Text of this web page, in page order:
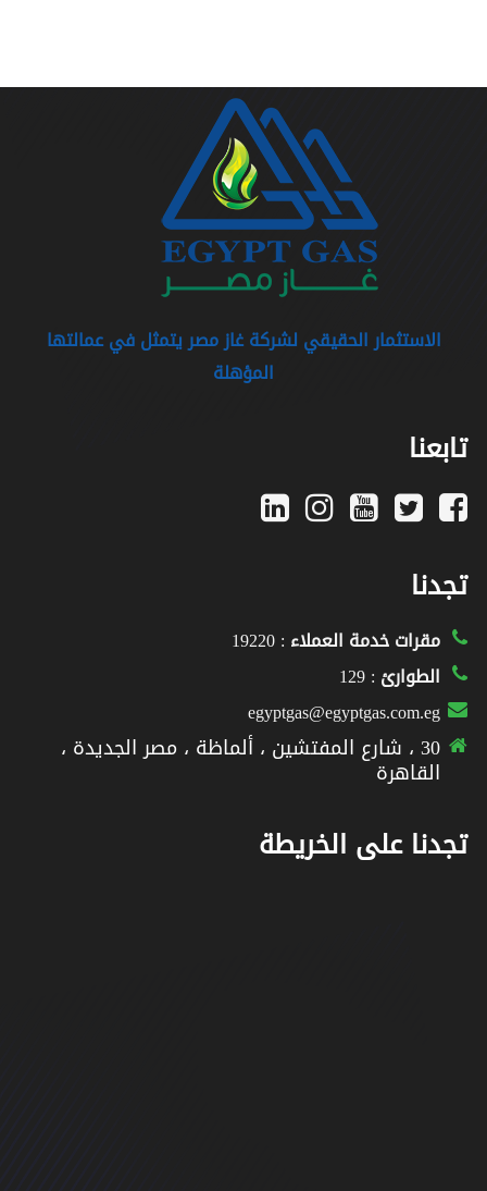
الاستثمار الحقيقي لشركة غاز مصر يتمثل في عمالتها
المؤهلة
تابعنا
تجدنا
مقرات خدمة العملاء : 19220
الطوارئ : 129
egyptgas@egyptgas.com.eg
30 ، شارع المفتشين ، ألماظة ، مصر الجديدة ،
القاهرة
تجدنا على الخريطة